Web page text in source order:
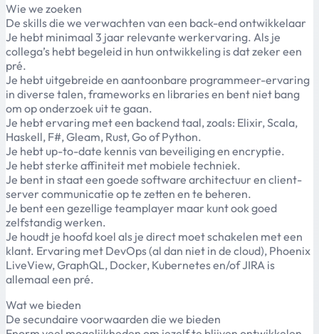
Wie we zoeken
De skills die we verwachten van een back-end ontwikkelaar
Je hebt minimaal 3 jaar relevante werkervaring. Als je
collega’s hebt begeleid in hun ontwikkeling is dat zeker een
pré.
Je hebt uitgebreide en aantoonbare programmeer-ervaring
in diverse talen, frameworks en libraries en bent niet bang
om op onderzoek uit te gaan.
Je hebt ervaring met een backend taal, zoals: Elixir, Scala,
Haskell, F#, Gleam, Rust, Go of Python.
Je hebt up-to-date kennis van beveiliging en encryptie.
Je hebt sterke affiniteit met mobiele techniek.
Je bent in staat een goede software architectuur en client-
server communicatie op te zetten en te beheren.
Je bent een gezellige teamplayer maar kunt ook goed
zelfstandig werken.
Je houdt je hoofd koel als je direct moet schakelen met een
klant. Ervaring met DevOps (al dan niet in de cloud), Phoenix
LiveView, GraphQL, Docker, Kubernetes en/of JIRA is
allemaal een pré.
Wat we bieden
De secundaire voorwaarden die we bieden